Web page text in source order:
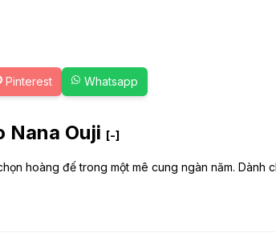
Pinterest Whatsapp
Nana Ouji [-]
hoàng đế trong một mê cung ngàn năm. Dành